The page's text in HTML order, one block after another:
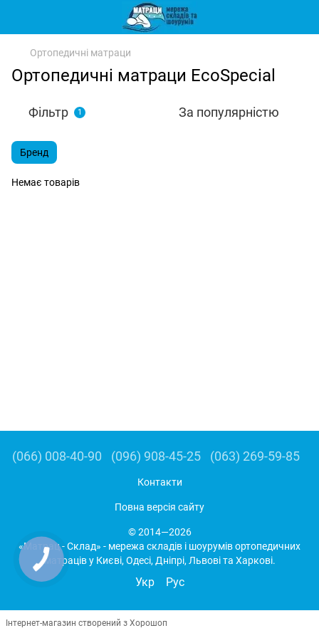
Ортопедичні матраци
Ортопедичні матраци EcoSpecial
Фільтр 1 За популярністю
Бренд
Немає товарів
(066) 008-40-90 (096) 908-45-25 (063) 269-59-85
Контакти
Повна версія сайту
© 2014—2026
«Матрац - Склад» - мережа складів і шоурумів ортопедичних
матраців у Києві, Одесі, Дніпрі, Львові та Харкові.
Укр Рус
Інтернет-магазин створений з Хорошоп